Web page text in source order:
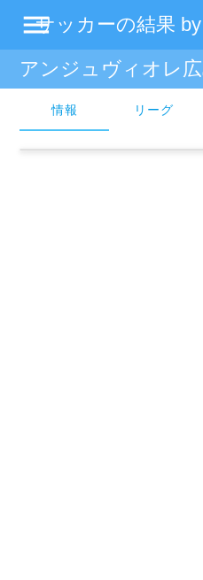
サッカーの結果
menu
アンジュヴィオレ
情報 リーグ